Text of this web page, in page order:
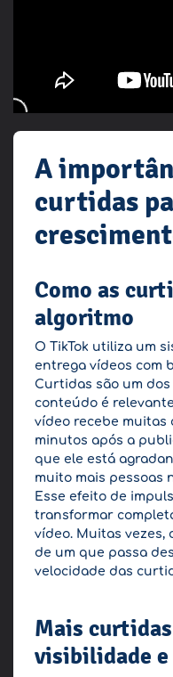
A
curtidas
Como as
algoritmo
O TikTok utiliza um
entrega vídeos com
Curtidas são um
conteúdo é
vídeo recebe muitas
minutos após a
que ele está
muito mais pessoas
Esse efeito de
transformar
vídeo. Muitas vezes,
de um que passa
velocidade das
Mais
visibilidade